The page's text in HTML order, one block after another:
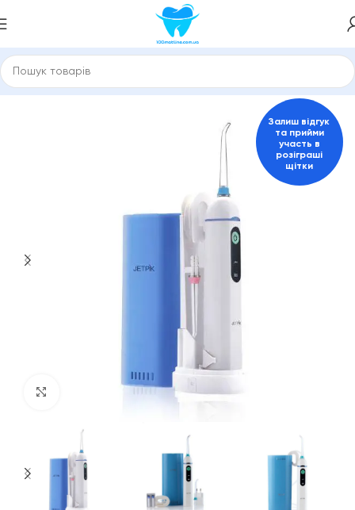
і портативні Іригатори та зубні стаціонарні центри
Click to enlarge
Залиш відгук
та прийми
участь в
розіграші
щітки